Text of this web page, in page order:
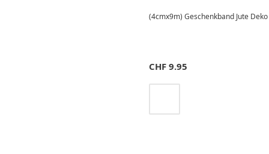
(4cmx9m) Geschenkband Jute
CHF 9.95